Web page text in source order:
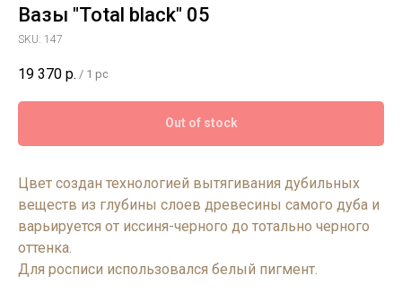
Вазы "Total black" 05
SKU: 147
19 370 р. / 1 pc
Out of stock
Цвет создан технологией вытягивания дубильных
веществ из глубины слоев древесины самого дуба и
варьируется от иссиня-черного до тотально черного
оттенка.
Для росписи использовался белый пигмент.